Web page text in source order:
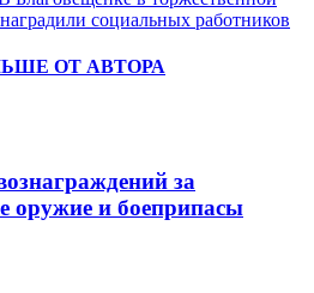
социальных работников
ОТ АВТОРА
за
оружие и боеприпасы